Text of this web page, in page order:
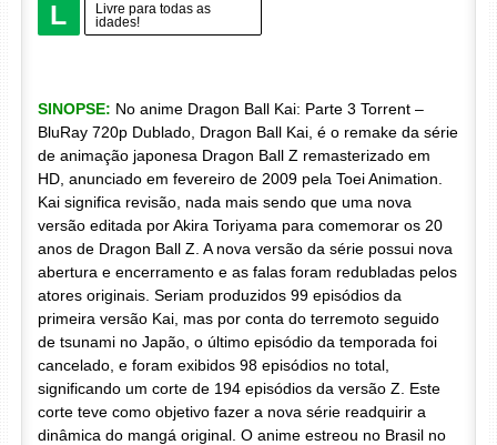
L
Livre para todas as
idades!
SINOPSE: No anime Dragon Ball Kai: Parte 3 Torrent –
BluRay 720p Dublado, Dragon Ball Kai, é o remake da série
de animação japonesa Dragon Ball Z remasterizado em
HD, anunciado em fevereiro de 2009 pela Toei Animation.
Kai significa revisão, nada mais sendo que uma nova
versão editada por Akira Toriyama para comemorar os 20
anos de Dragon Ball Z. A nova versão da série possui nova
abertura e encerramento e as falas foram redubladas pelos
atores originais. Seriam produzidos 99 episódios da
primeira versão Kai, mas por conta do terremoto seguido
de tsunami no Japão, o último episódio da temporada foi
cancelado, e foram exibidos 98 episódios no total,
significando um corte de 194 episódios da versão Z. Este
corte teve como objetivo fazer a nova série readquirir a
dinâmica do mangá original. O anime estreou no Brasil no